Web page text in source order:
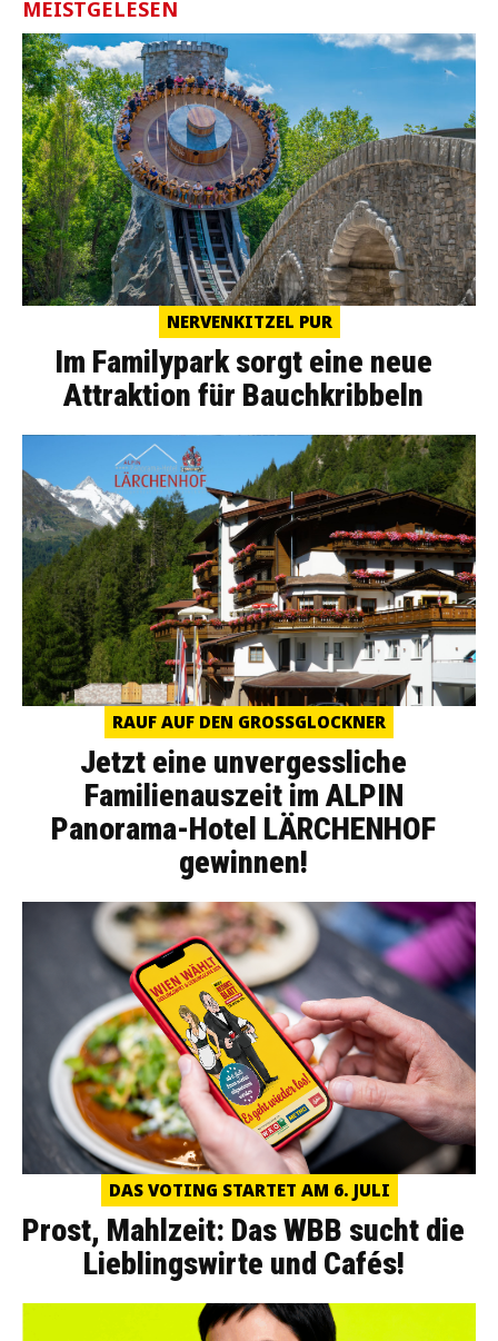
MEISTGELESEN
NERVENKITZEL PUR
Im Familypark sorgt eine neue
Attraktion für Bauchkribbeln
RAUF AUF DEN GROSSGLOCKNER
Jetzt eine unvergessliche
Familienauszeit im ALPIN
Panorama-Hotel LÄRCHENHOF
gewinnen!
DAS VOTING STARTET AM 6. JULI
Prost, Mahlzeit: Das WBB sucht die
Lieblingswirte und Cafés!